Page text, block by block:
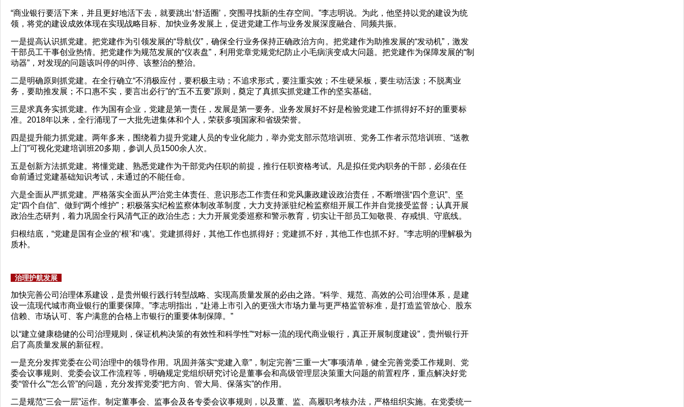
“商业银行要活下来，并且更好地活下去，就要跳出‘舒适圈’，突围寻找新的生存空间。”李志明说。为此，他坚持以党的建设为统
领，将党的建设成效体现在实现战略目标、加快业务发展上，促进党建工作与业务发展深度融合、同频共振。
一是提高认识抓党建。把党建作为引领发展的“导航仪”，确保全行业务保持正确政治方向。把党建作为助推发展的“发动机”，激发
干部员工干事创业热情。把党建作为规范发展的“仪表盘”，利用党章党规党纪防止小毛病演变成大问题。把党建作为保障发展的“制
动器”，对发现的问题该叫停的叫停、该整治的整治。
二是明确原则抓党建。在全行确立“不消极应付，要积极主动；不追求形式，要注重实效；不生硬呆板，要生动活泼；不脱离业
务，要助推发展；不口惠不实，要言出必行”的“五不五要”原则，奠定了真抓实抓党建工作的坚实基础。
三是求真务实抓党建。作为国有企业，党建是第一责任，发展是第一要务。业务发展好不好是检验党建工作抓得好不好的重要标
准。2018年以来，全行涌现了一大批先进集体和个人，荣获多项国家和省级荣誉。
四是提升能力抓党建。两年多来，围绕着力提升党建人员的专业化能力，举办党支部示范培训班、党务工作者示范培训班、“送教
上门”可视化党建培训班20多期，参训人员1500余人次。
五是创新方法抓党建。将懂党建、熟悉党建作为干部党内任职的前提，推行任职资格考试。凡是拟任党内职务的干部，必须在任
命前通过党建基础知识考试，未通过的不能任命。
六是全面从严抓党建。严格落实全面从严治党主体责任、意识形态工作责任和党风廉政建设政治责任，不断增强“四个意识”、坚
定“四个自信”、做到“两个维护”；积极落实纪检监察体制改革制度，大力支持派驻纪检监察组开展工作并自觉接受监督；认真开展
政治生态研判，着力巩固全行风清气正的政治生态；大力开展党委巡察和警示教育，切实让干部员工知敬畏、存戒惧、守底线。
归根结底，“党建是国有企业的‘根’和‘魂’。党建抓得好，其他工作也抓得好；党建抓不好，其他工作也抓不好。”李志明的理解极为
质朴。
治理护航发展
加快完善公司治理体系建设，是贵州银行践行转型战略、实现高质量发展的必由之路。“科学、规范、高效的公司治理体系，是建
设一流现代城市商业银行的重要保障。”李志明指出，“赴港上市引入的更强大市场力量与更严格监管标准，是打造监管放心、股东
信赖、市场认可、客户满意的合格上市银行的重要体制保障。”
以“建立健康稳健的公司治理规则，保证机构决策的有效性和科学性”“对标一流的现代商业银行，真正开展制度建设”，贵州银行开
启了高质量发展的新征程。
一是充分发挥党委在公司治理中的领导作用。巩固并落实“党建入章”，制定完善“三重一大”事项清单，健全完善党委工作规则、党
委会议事规则、党委会议工作流程等，明确规定党组织研究讨论是董事会和高级管理层决策重大问题的前置程序，重点解决好党
委“管什么”“怎么管”的问题，充分发挥党委“把方向、管大局、保落实”的作用。
二是规范“三会一层”运作。制定董事会、监事会及各专委会议事规则，以及董、监、高履职考核办法，严格组织实施。在党委统一